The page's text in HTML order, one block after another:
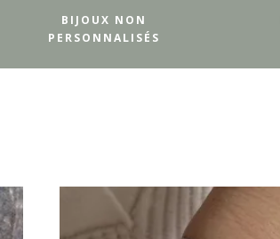
BIJOUX NON
PERSONNALISÉS